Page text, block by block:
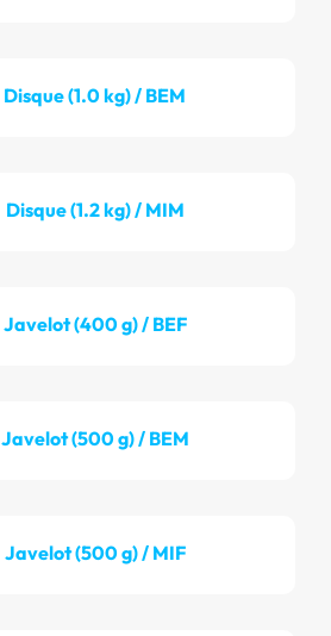
Disque (1.0 kg) / BEM
Disque (1.2 kg) / MIM
Javelot (400 g) / BEF
Javelot (500 g) / BEM
Javelot (500 g) / MIF